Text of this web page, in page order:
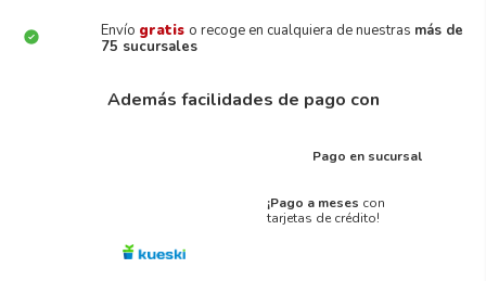
Envío gratis o recoge en cualquiera de nuestras más de
75 sucursales
Además facilidades de pago con
Pago en sucursal
¡Pago a meses con
tarjetas de crédito!